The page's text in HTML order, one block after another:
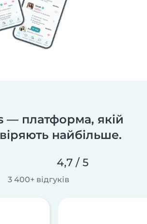
— платформа, якій
найбільше.
4,7 / 5
3 400+ відгуків